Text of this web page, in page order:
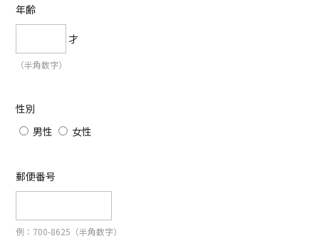
年齢
才
（半角数字）
性別
男性
女性
郵便番号
例：700-8625（半角数字）